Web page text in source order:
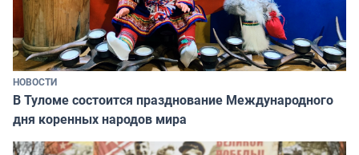
НОВОСТИ
В Туломе состоится празднование Международного
дня коренных народов мира